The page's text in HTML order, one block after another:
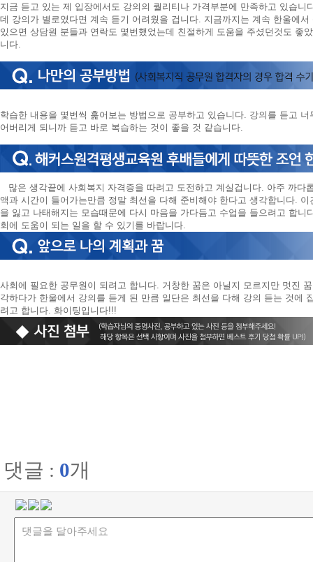
지금 듣고 있는 제 입장에서도 강의의 퀄리티나 가격부분에 만족하고 있습니
데 강의가 별로였다면 계속 듣기 어려웠을 겁니다. 지금까지는 계속 한울에
있으면 상담원 분들과 연락도 몇번했었는데 친절하게 도움을 주셨던것도 좋
니다.
학습한 내용을 몇번씩 훑어보는 방법으로 공부하고 있습니다. 강의를 듣고
어버리게 되니까 듣고 바로 복습하는 것이 좋을 것 같습니다.
많은 생각끝에 사회복지 자격증을 따려고 도전하고 계실겁니다. 아주 까다
액과 시간이 들어가는만큼 정말 최선을 다해 준비해야 한다고 생각합니다.
을 잃고 나태해지는 모습때문에 다시 마음을 가다듬고 수업을 들으려고 합니
회에 도움이 되는 일을 할 수 있기를 바랍니다.
사회에 필요한 공무원이 되려고 합니다. 거창한 꿈은 아닐지 모르지만 멋진
각하다가 한울에서 강의를 듣게 된 만큼 일단은 최선을 다해 강의 듣는 것에
려고 합니다. 화이팅입니다!!!
댓글 : 0개